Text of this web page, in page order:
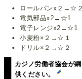
ロールパンx２→☆２
電気部品x2→☆1
電子レンジx2→☆1
小麦粉×２→☆１
ドリル×２→☆２
カジノ労働者協会が
供ください。